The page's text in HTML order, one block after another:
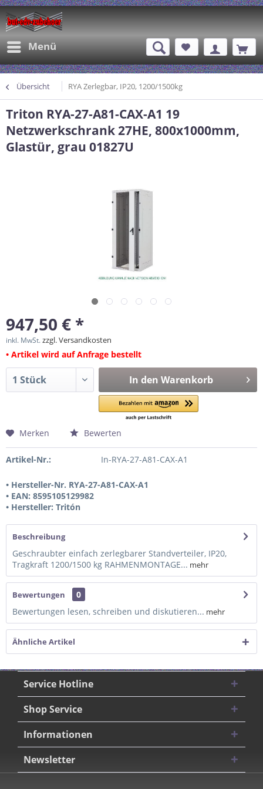
Menü
Übersicht RYA Zerlegbar, IP20, 1200/1500kg
Triton RYA-27-A81-CAX-A1 19
Netzwerkschrank 27HE, 800x1000mm,
Glastür, grau 01827U
947,50 € *
inkl. MwSt.zzgl. Versandkosten
• Artikel wird auf Anfrage bestellt
In den Warenkorb
Merken Bewerten
Artikel-Nr.: In-RYA-27-A81-CAX-A1
• Hersteller-Nr. RYA-27-A81-CAX-A1
• EAN: 8595105129982
• Hersteller: Tritón
Beschreibung
Geschraubter einfach zerlegbarer Standverteiler, IP20,
Tragkraft 1200/1500 kg RAHMENMONTAGE... mehr
Bewertungen
0
Bewertungen lesen, schreiben und diskutieren... mehr
Ähnliche Artikel
Service Hotline
Shop Service
Informationen
Newsletter